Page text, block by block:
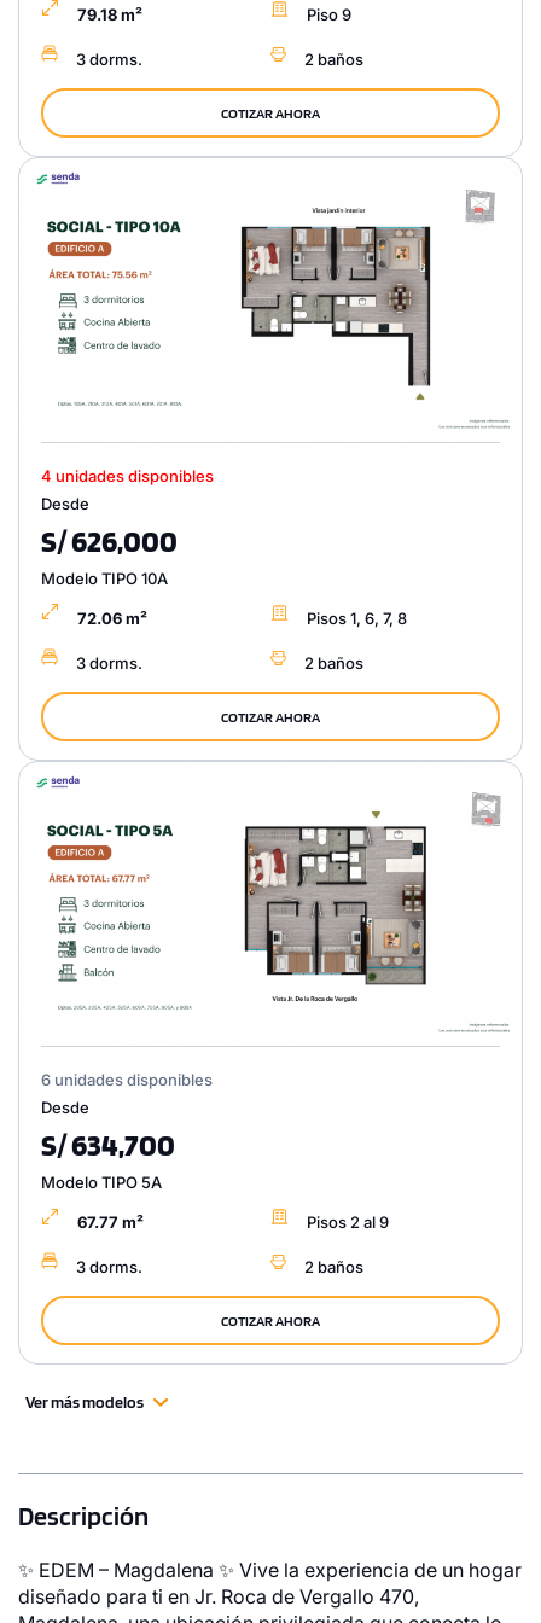
79.18 m² Piso 9
3 dorms. 2 baños
COTIZAR AHORA
4 unidades disponibles
Desde
S/ 626,000
Modelo TIPO 10A
72.06 m² Pisos 1, 6, 7, 8
3 dorms. 2 baños
COTIZAR AHORA
6 unidades disponibles
Desde
S/ 634,700
Modelo TIPO 5A
67.77 m² Pisos 2 al 9
3 dorms. 2 baños
COTIZAR AHORA
Ver más modelos
Descripción
✨ EDEM – Magdalena ✨ Vive la experiencia de un hogar
diseñado para ti en Jr. Roca de Vergallo 470,